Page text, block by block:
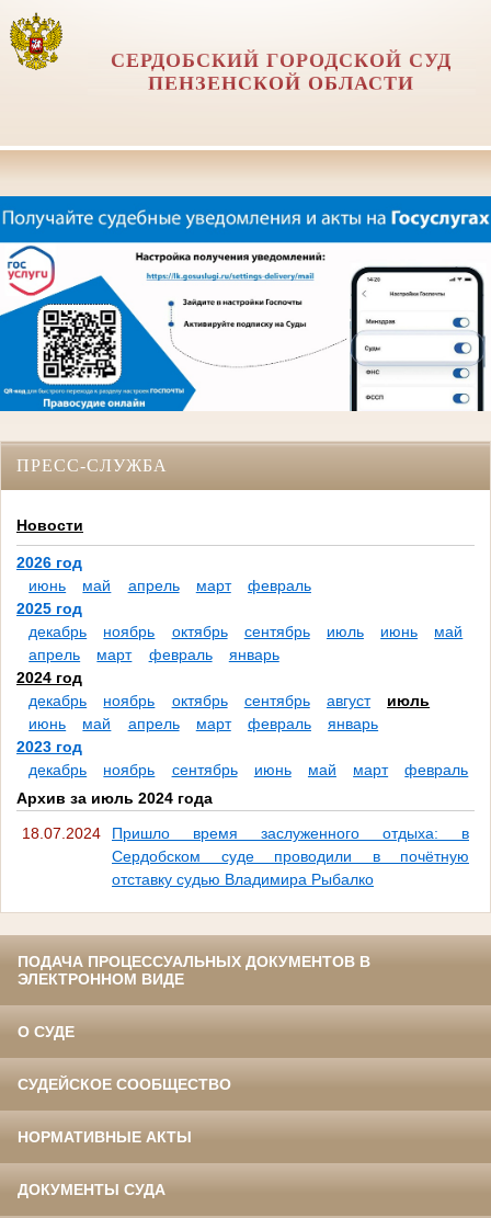
СЕРДОБСКИЙ ГОРОДСКОЙ СУД
ПЕНЗЕНСКОЙ ОБЛАСТИ
ПРЕСС-СЛУЖБА
Новости
2026 год
июнь
май апрель март
февраль
2025 год
декабрь
ноябрь октябрь сентябрь июль июнь
май
апрель
март февраль
январь
2024 год
декабрь
ноябрь октябрь сентябрь август
июль
июнь
май апрель март февраль
январь
2023 год
декабрь
ноябрь сентябрь июнь май март
февраль
Архив за июль 2024 года
18.07.2024
Пришло время заслуженного отдыха: в
Сердобском суде проводили в почётную
отставку судью Владимира Рыбалко
ПОДАЧА ПРОЦЕССУАЛЬНЫХ ДОКУМЕНТОВ В
ЭЛЕКТРОННОМ ВИДЕ
О СУДЕ
СУДЕЙСКОЕ СООБЩЕСТВО
НОРМАТИВНЫЕ АКТЫ
ДОКУМЕНТЫ СУДА